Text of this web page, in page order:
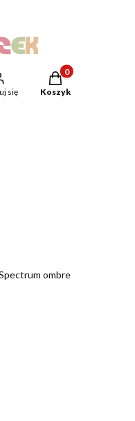
się
Produkty w
Koszyk
ombre